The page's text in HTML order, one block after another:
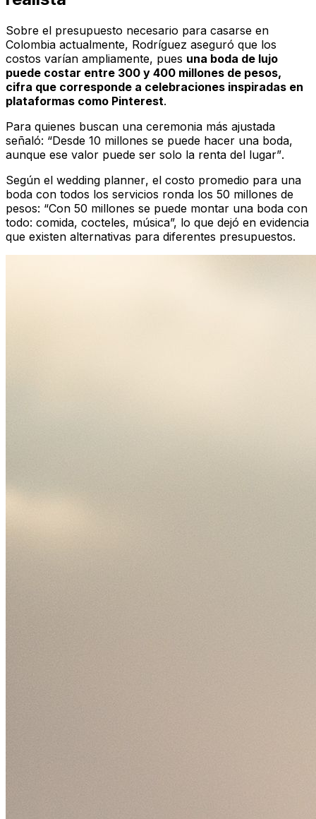
Sobre el presupuesto necesario para casarse en
Colombia actualmente, Rodríguez aseguró que los
costos varían ampliamente, pues una boda de lujo
puede costar entre 300 y 400 millones de pesos,
cifra que corresponde a celebraciones inspiradas en
plataformas como Pinterest.
Para quienes buscan una ceremonia más ajustada
señaló: “Desde 10 millones se puede hacer una boda,
aunque ese valor puede ser solo la renta del lugar”.
Según el wedding planner, el costo promedio para una
boda con todos los servicios ronda los 50 millones de
pesos: “Con 50 millones se puede montar una boda con
todo: comida, cocteles, música”, lo que dejó en evidencia
que existen alternativas para diferentes presupuestos.